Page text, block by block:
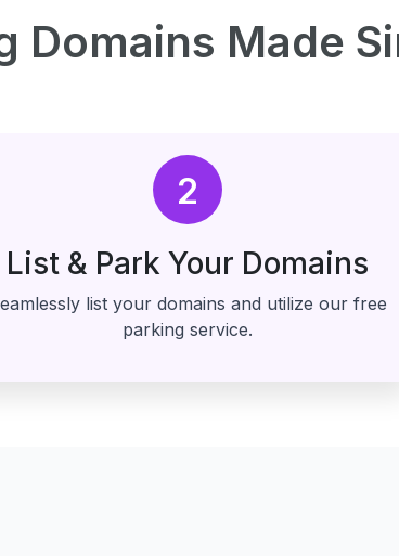
Domains Made
2
List & Park Your Domains
list your domains and utilize our free
parking service.